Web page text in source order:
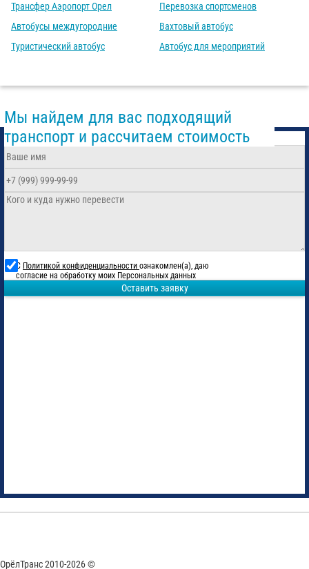
Трансфер Аэропорт Орел
Автобусы междугородние
Туристический автобус
Перевозка спортсменов
Вахтовый автобус
Автобус для мероприятий
Мы найдем для вас подходящий
транспорт и рассчитаем стоимость
С Политикой конфиденциальности ознакомлен(а), даю
согласие на обработку моих Персональных данных
Оставить заявку
ОрёлТранс 2010-2026 ©